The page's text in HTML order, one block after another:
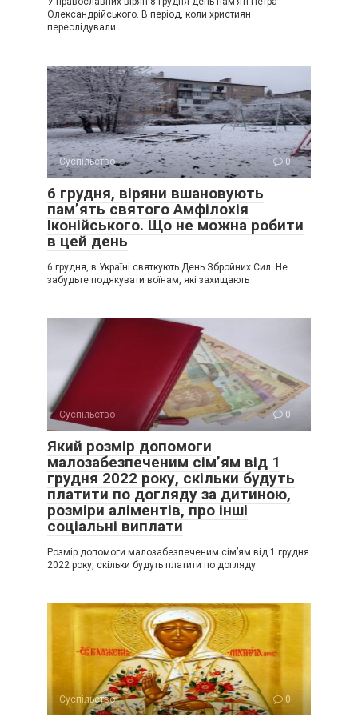
Олександрійського. В період, коли християн
переслідували
Суспільство 0
6 грудня, віряни вшановують
пам’ять святого Амфілохія
Іконійського. Що не можна робити
в цей день
6 грудня, в Україні святкують День Збройних Сил. Не
забудьте подякувати воїнам, які захищають
Суспільство 0
Який розмір допомоги
малозабезпеченим сім’ям від 1
грудня 2022 року, скільки будуть
платити по догляду за дитиною,
розміри аліментів, про інші
соціальні виплати
Розмір допомоги малозабезпеченим сім’ям від 1 грудня
2022 року, скільки будуть платити по догляду
Суспільство 0